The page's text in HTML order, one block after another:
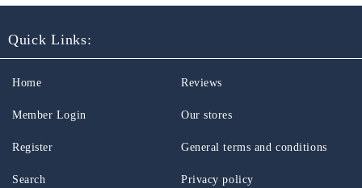
Quick Links:
Home
Member Login
Register
Search
Reviews
Our stores
General terms and conditions
Privacy policy